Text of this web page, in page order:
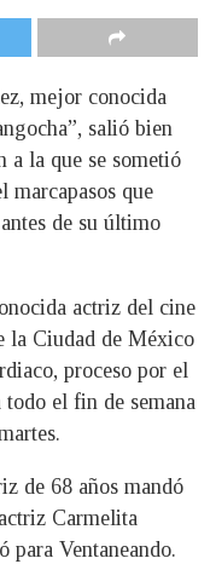
mejor conocida
salió bien
a la que se sometió
marcapasos que
de su último
actriz del cine
la Ciudad de México
proceso por el
todo el fin de semana
de 68 años mandó
Carmelita
para Ventaneando.